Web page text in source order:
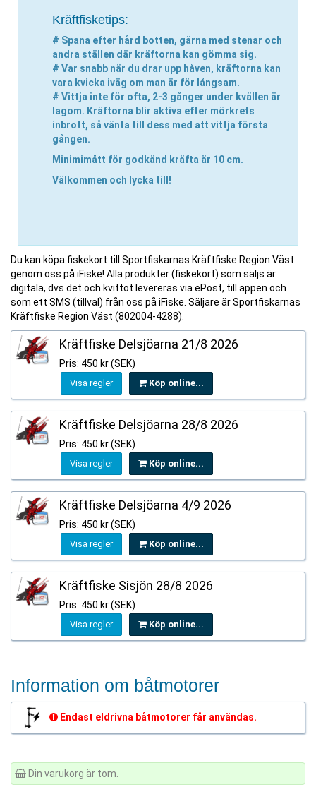
Kräftfisketips:
# Spana efter hård botten, gärna med stenar och
andra ställen där kräftorna kan gömma sig.
# Var snabb när du drar upp håven, kräftorna kan
vara kvicka iväg om man är för långsam.
# Vittja inte för ofta, 2-3 gånger under kvällen är
lagom. Kräftorna blir aktiva efter mörkrets
inbrott, så vänta till dess med att vittja första
gången.
Minimimått för godkänd kräfta är 10 cm.
Välkommen och lycka till!
Du kan köpa fiskekort till Sportfiskarnas Kräftfiske Region Väst
genom oss på iFiske! Alla produkter (fiskekort) som säljs är
digitala, dvs det och kvittot levereras via ePost, till appen och
som ett SMS (tillval) från oss på iFiske. Säljare är Sportfiskarnas
Kräftfiske Region Väst (802004-4288).
Kräftfiske Delsjöarna 21/8 2026
Pris: 450 kr (SEK)
Visa regler Köp online...
Kräftfiske Delsjöarna 28/8 2026
Pris: 450 kr (SEK)
Visa regler Köp online...
Kräftfiske Delsjöarna 4/9 2026
Pris: 450 kr (SEK)
Visa regler Köp online...
Kräftfiske Sisjön 28/8 2026
Pris: 450 kr (SEK)
Visa regler Köp online...
Information om båtmotorer
Endast eldrivna båtmotorer får användas.
Din varukorg är tom.